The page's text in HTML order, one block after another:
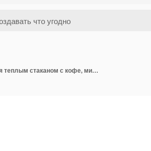
Простой рисунок котенка, наслаждающегося теплым стаканом с кофе, минималистский векторный значок или логотип